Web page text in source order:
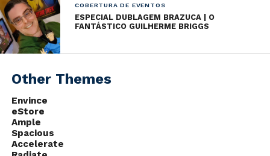
Trailer de lançamento de Nier: Automata
O sucesso do título foi tão grande que a Square
COBERTURA DE EVENTOS
ESPECIAL DUBLAGEM BRAZUCA | O
FANTÁSTICO GUILHERME BRIGGS
Other Themes
Envince
eStore
Ample
Spacious
Accelerate